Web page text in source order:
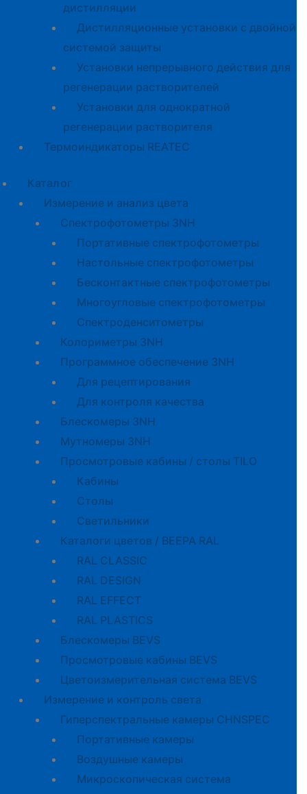
дистилляции
Дистилляционные установки с двойной
системой защиты
Установки непрерывного действия для
регенерации растворителей
Установки для однократной
регенерации растворителя
Термоиндикаторы REATEC
Каталог
Измерение и анализ цвета
Спектрофотометры 3NH
Портативные спектрофотометры
Настольные спектрофотометры
Бесконтактные спектрофотометры
Многоугловые спектрофотометры
Спектроденситометры
Колориметры 3NH
Программное обеспечение 3NH
Для рецептирования
Для контроля качества
Блескомеры 3NH
Мутномеры 3NH
Просмотровые кабины / столы TILO
Кабины
Cтолы
Светильники
Каталоги цветов / BEEPA RAL
RAL CLASSIC
RAL DESIGN
RAL EFFECT
RAL PLASTICS
Блескомеры BEVS
Просмотровые кабины BEVS
Цветоизмерительная система BEVS
Измерение и контроль света
Гиперспектральные камеры CHNSPEC
Портативные камеры
Воздушные камеры
Микроскопическая система